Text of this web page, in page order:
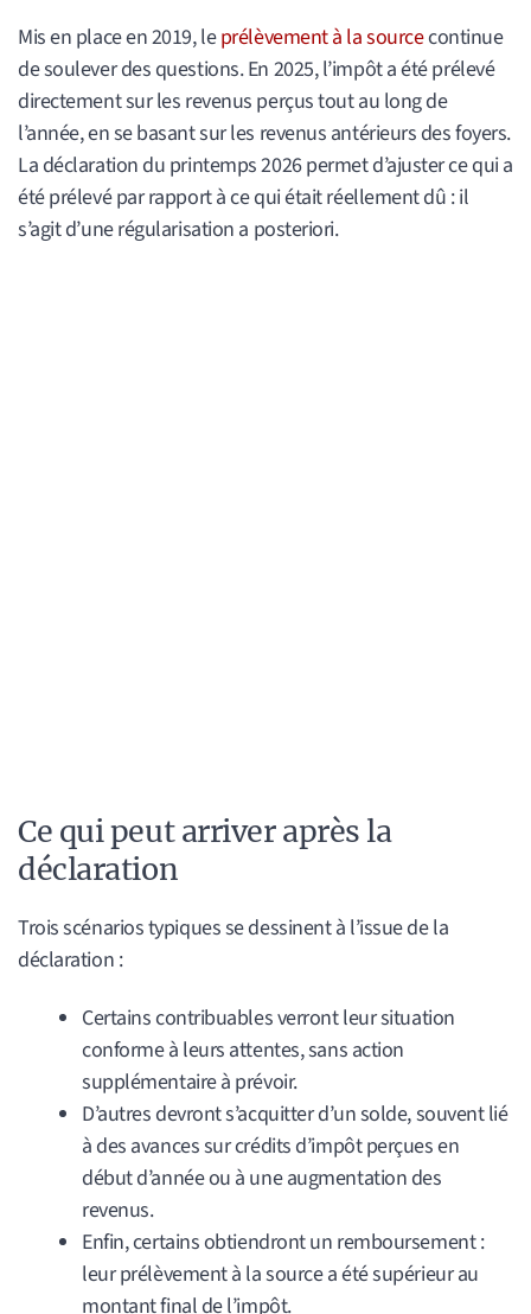
Mis en place en 2019, leprélèvement à la sourcecontinue
de soulever des questions. En 2025, l’impôt a été prélevé
directement sur les revenus perçus tout au long de
l’année, en se basant sur les revenus antérieurs des foyers.
La déclaration du printemps 2026 permet d’ajuster ce qui a
été prélevé par rapport à ce qui était réellement dû : il
s’agit d’une régularisation a posteriori.
Ce qui peut arriver après la
déclaration
Trois scénarios typiques se dessinent à l’issue de la
déclaration :
Certains contribuables verront leur situation
conforme à leurs attentes, sans action
supplémentaire à prévoir.
D’autres devront s’acquitter d’un solde, souvent lié
à des avances sur crédits d’impôt perçues en
début d’année ou à une augmentation des
revenus.
Enfin, certains obtiendront un remboursement :
leur prélèvement à la source a été supérieur au
montant final de l’impôt.